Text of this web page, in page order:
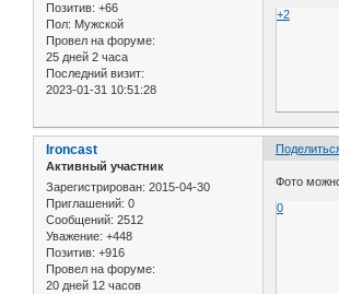
Позитив: +66
Пол: Мужской
Провел на форуме:
25 дней 2 часа
Последний визит:
2023-01-31 10:51:28
+2
Ironcast
Активный участник
Зарегистрирован: 2015-04-30
Приглашений: 0
Сообщений: 2512
Уважение: +448
Позитив: +916
Провел на форуме:
20 дней 12 часов
Фото
0